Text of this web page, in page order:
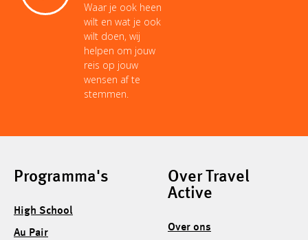
Waar je ook heen
wilt en wat je ook
wilt doen, wij
helpen om jouw
reis op jouw
wensen af te
stemmen.
Programma's
High School
Au Pair
Over Travel
Active
Over ons